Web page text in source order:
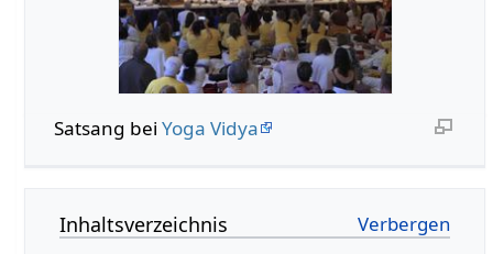
Satsang bei Yoga Vidya
Inhaltsverzeichnis